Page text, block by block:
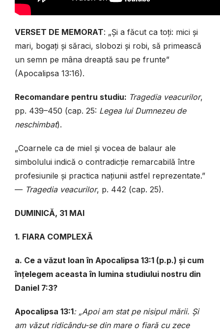
VERSET DE MEMORAT: „Și a făcut ca toți: mici și
mari, bogați și săraci, slobozi și robi, să primească
un semn pe mâna dreaptă sau pe frunte”
(Apocalipsa 13:16).
Recomandare pentru studiu: Tragedia veacurilor,
pp. 439–450 (cap. 25: Legea lui Dumnezeu de
neschimbat).
„Coarnele ca de miel și vocea de balaur ale
simbolului indică o contradicție remarcabilă între
profesiunile și practica națiunii astfel reprezentate.”
— Tragedia veacurilor, p. 442 (cap. 25).
DUMINICĂ, 31 MAI
1. FIARA COMPLEXĂ
a. Ce a văzut Ioan în Apocalipsa 13:1 (p.p.) și cum
înțelegem aceasta în lumina studiului nostru din
Daniel 7:3?
Apocalipsa 13:1: „Apoi am stat pe nisipul mării. Și
am văzut ridicându-se din mare o fiară cu zece